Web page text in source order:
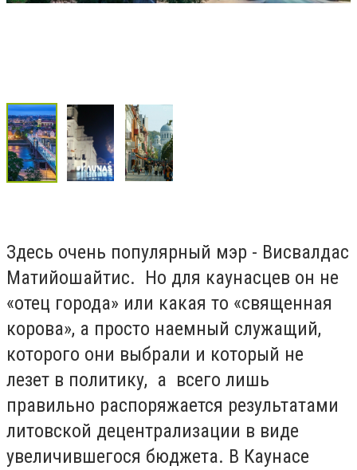
Здесь очень популярный мэр - Висвалдас
Матийошайтис. Но для каунасцев он не
«отец города» или какая то «священная
корова», а просто наемный служащий,
которого они выбрали и который не
лезет в политику, а всего лишь
правильно распоряжается результатами
литовской децентрализации в виде
увеличившегося бюджета. В Каунасе